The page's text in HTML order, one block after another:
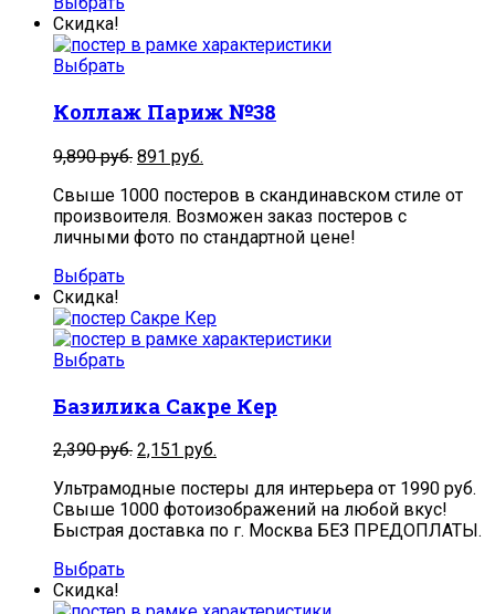
Скидка!
Выбрать
Коллаж Париж №38
9,890руб. 891 руб.
Свыше 1000 постеров в скандинавском стиле от
произвоителя. Возможен заказ постеров с
личными фото по стандартной цене!
Выбрать
Скидка!
Выбрать
Базилика Сакре Кер
2,390руб. 2,151 руб.
Ультрамодные постеры для интерьера от 1990 руб.
Свыше 1000 фотоизображений на любой вкус!
Быстрая доставка по г. Москва БЕЗ ПРЕДОПЛАТЫ.
Выбрать
Скидка!